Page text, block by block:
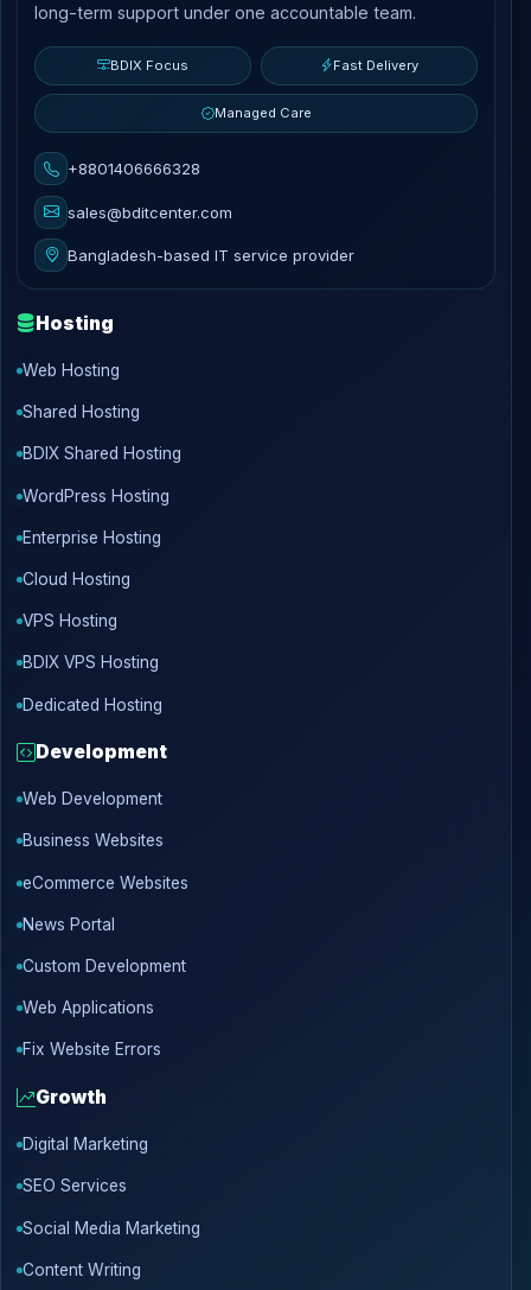
long-term support under one accountable team.
BDIX Focus Fast Delivery
Managed Care
+8801406666328
sales@bditcenter.com
Bangladesh-based IT service provider
Hosting
Web Hosting
Shared Hosting
BDIX Shared Hosting
WordPress Hosting
Enterprise Hosting
Cloud Hosting
VPS Hosting
BDIX VPS Hosting
Dedicated Hosting
Development
Web Development
Business Websites
eCommerce Websites
News Portal
Custom Development
Web Applications
Fix Website Errors
Growth
Digital Marketing
SEO Services
Social Media Marketing
Content Writing